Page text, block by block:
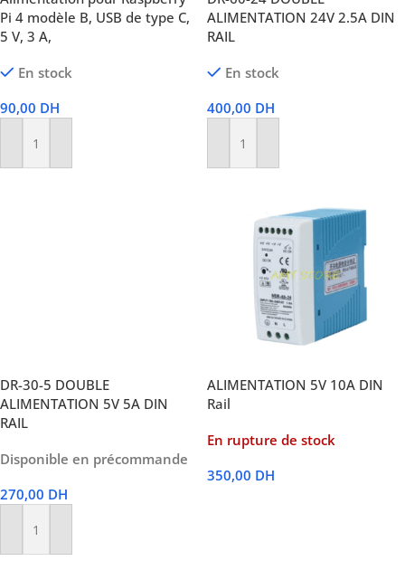
Pi 4 modèle B, USB de type C,
5 V, 3 A,
En stock
90,00 DH
Ajouter Au Panier
ALIMENTATION 24V 2.5A DIN
RAIL
En stock
400,00 DH
Ajouter Au Panier
DR-30-5 DOUBLE
ALIMENTATION 5V 5A DIN
RAIL
Disponible en précommande
270,00 DH
Ajouter Au Panier
ALIMENTATION 5V 10A DIN
Rail
En rupture de stock
350,00 DH